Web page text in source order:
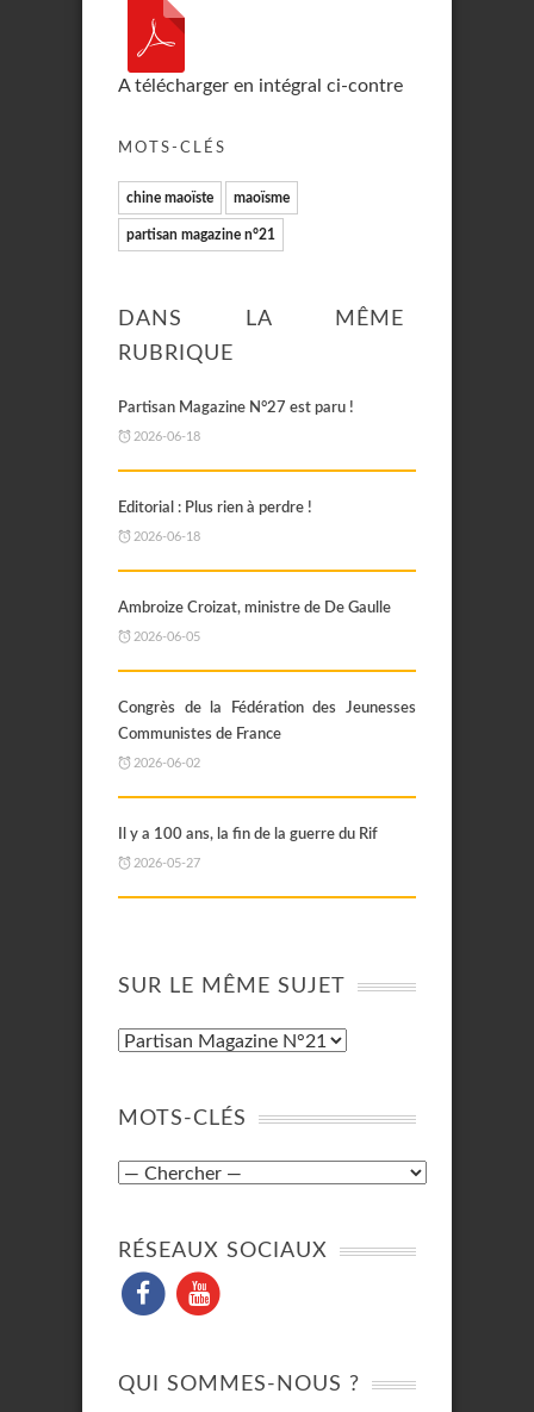
A télécharger en intégral ci-contre
MOTS-CLÉS
chine maoïste maoïsme
partisan magazine n°21
DANS LA MÊME
RUBRIQUE
Partisan Magazine N°27 est paru !
2026-06-18
Editorial : Plus rien à perdre !
2026-06-18
Ambroize Croizat, ministre de De Gaulle
2026-06-05
Congrès de la Fédération des Jeunesses
Communistes de France
2026-06-02
Il y a 100 ans, la fin de la guerre du Rif
2026-05-27
SUR LE MÊME SUJET
MOTS-CLÉS
RÉSEAUX SOCIAUX
QUI SOMMES-NOUS ?